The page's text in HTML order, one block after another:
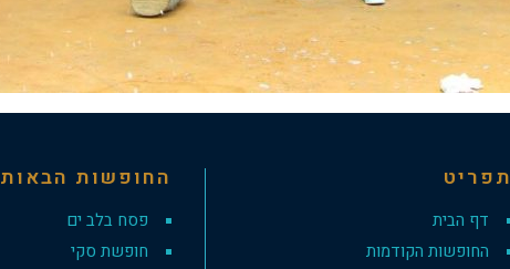
תפריט
דף הבית
החופשות הקודמות
החופשות הבאות
פסח בלב ים
חופשת סקי